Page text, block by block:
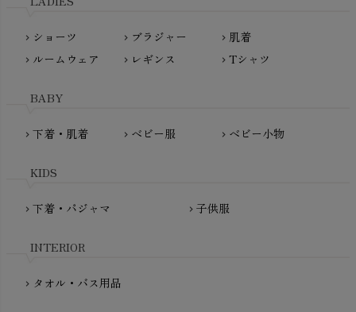
PeopleTree（ピープルツリー）
PRISTINE（プリスティン）
fromF（フロムエフ）
Madame MO（マダムモー）
maggies（マギーズ）
MATONA（マトナ）
mini rodini（ミニロディーニ）
My Little Cozmo（マイリトルコズモ）
NewNative（ニューネイティブ）
chevron_right ショーツ chevron_right ブラジャー chevron_right 肌着
chevron_right ルームウェア chevron_right レギンス chevron_rightTシャツ
BABY
chevron_right 下着・肌着 chevron_right ベビー服 chevron_right ベビー小物
KIDS
chevron_right 下着・パジャマ chevron_right 子供服
INTERIOR
chevron_right タオル・バス用品